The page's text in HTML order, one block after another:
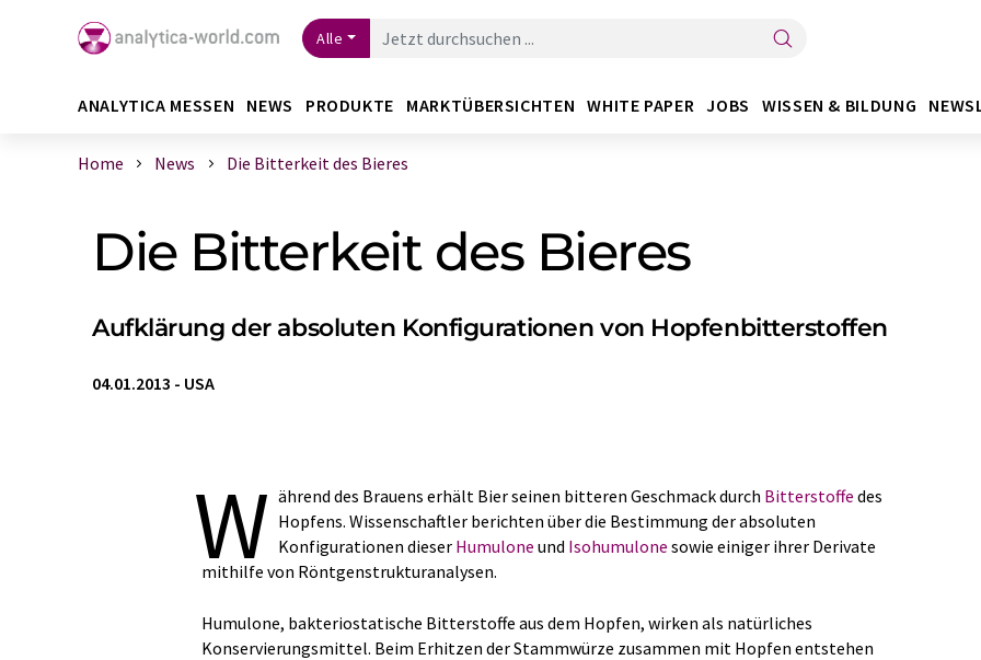
Alle
ANALYTICA MESSEN NEWS PRODUKTE MARKTÜBERSICHTEN WHITE PAPER JOBS WISSEN & BILDUNG
Home News Die Bitterkeit des Bieres
Die Bitterkeit des Bieres
Aufklärung der absoluten Konfigurationen von Hopfenbitterstoffen
04.01.2013 - USA
W ährend des Brauens erhält Bier seinen bitteren Geschmack durch Bitterstoffe des
Hopfens. Wissenschaftler berichten über die Bestimmung der absoluten
Konfigurationen dieser Humulone und Isohumulone sowie einiger ihrer Derivate
mithilfe von Röntgenstrukturanalysen.
Humulone, bakteriostatische Bitterstoffe aus dem Hopfen, wirken als natürliches
Konservierungsmittel. Beim Erhitzen der Stammwürze zusammen mit Hopfen entstehen